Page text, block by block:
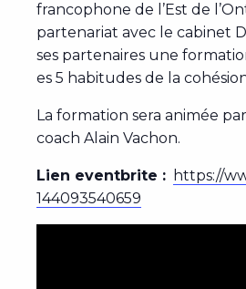
francophone de l’Est de
partenariat avec le cabinet
ses partenaires une
es 5 habitudes de la
La formation sera animée
coach Alain Vachon.
Lien eventbrite : https://
144093540659